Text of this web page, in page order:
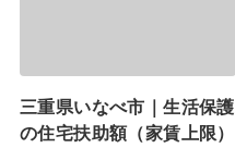
三重県いなべ市｜生活保護
の住宅扶助額（家賃上限）